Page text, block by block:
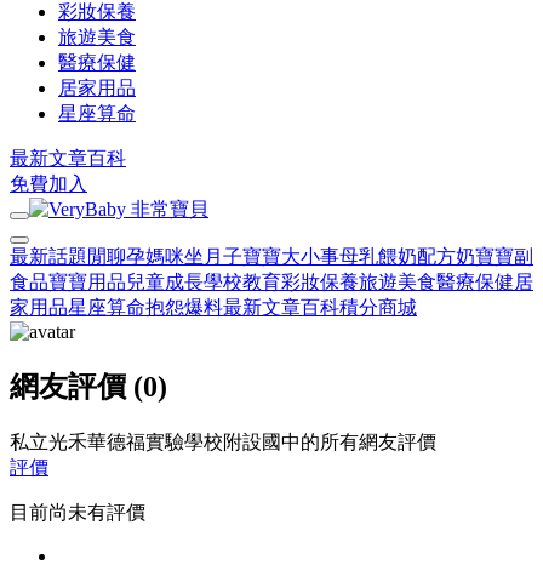
彩妝保養
旅遊美食
醫療保健
居家用品
星座算命
最新文章百科
免費加入
最新話題 閒聊孕媽咪坐月子寶寶大小事母乳餵奶配方奶寶寶副
食品寶寶用品兒童成長學校教育彩妝保養旅遊美食醫療保健居
家用品星座算命抱怨爆料最新文章百科積分商城
網友評價 (0)
私立光禾華德福實驗學校附設國中的所有網友評價
評價
目前尚未有評價